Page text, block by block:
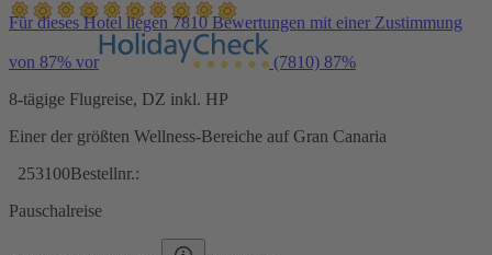
Für dieses Hotel liegen 7810 Bewertungen mit einer Zustimmung
von 87% vor (7810) 87%
8-tägige Flugreise, DZ inkl. HP
Einer der größten Wellness-Bereiche auf Gran Canaria
253100Bestellnr.:
Pauschalreise